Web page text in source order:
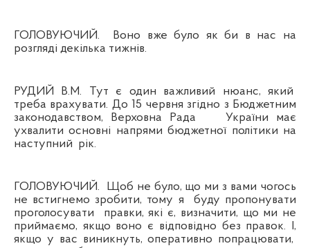
ГОЛОВУЮЧИЙ.
Воно вже було як би в нас на
розгляді декілька тижнів.
РУДИЙ В.М. Тут є один важливий нюанс, який
треба врахувати. До 15 червня згідно з Бюджетним
законодавством, Верховна Рада
України має
ухвалити основні напрями бюджетної політики на
наступний рік.
ГОЛОВУЮЧИЙ.
Щоб не було, що ми з вами чогось
не встигнемо зробити, тому я
буду пропонувати
проголосувати
правки, які є, визначити, що ми не
приймаємо, якщо воно є відповідно без правок. І,
якщо у вас виникнуть, оперативно попрацювати,